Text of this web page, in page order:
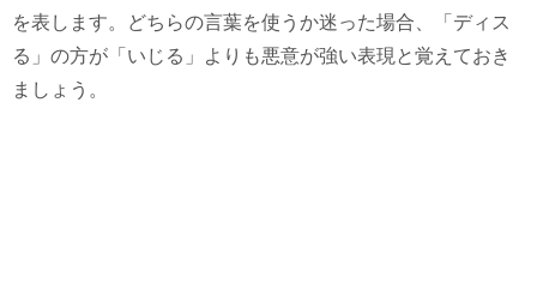
を表します。どちらの言葉を使うか迷った場合、「ディス
る」の方が「いじる」よりも悪意が強い表現と覚えておき
ましょう。